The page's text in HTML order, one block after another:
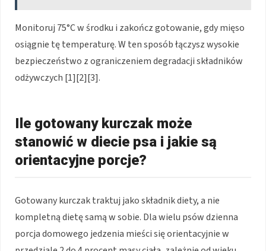
Monitoruj 75°C w środku i zakończ gotowanie, gdy mięso
osiągnie tę temperaturę. W ten sposób łączysz wysokie
bezpieczeństwo z ograniczeniem degradacji składników
odżywczych [1][2][3].
Ile gotowany kurczak może
stanowić w diecie psa i jakie są
orientacyjne porcje?
Gotowany kurczak traktuj jako składnik diety, a nie
kompletną dietę samą w sobie. Dla wielu psów dzienna
porcja domowego jedzenia mieści się orientacyjnie w